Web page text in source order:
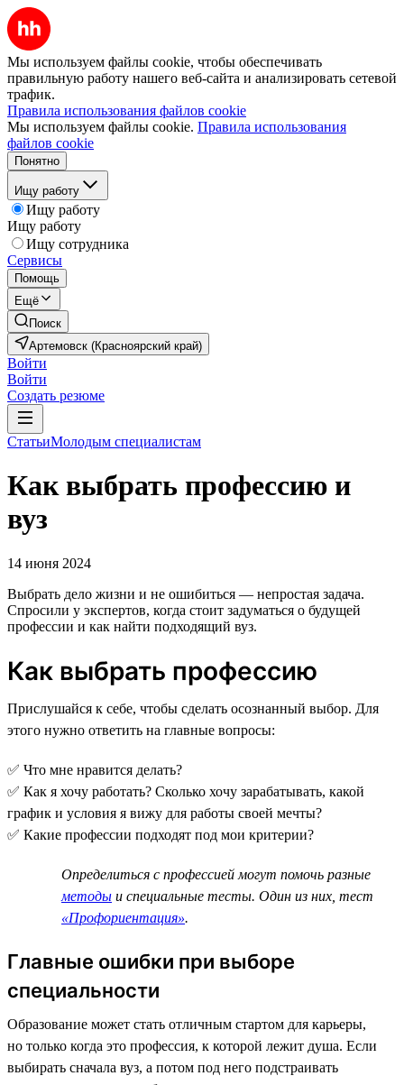
Мы используем файлы cookie, чтобы обеспечивать
правильную работу нашего веб-сайта и анализировать сетевой
трафик.
Правила использования файлов cookie
Мы используем файлы cookie. Правила использования
файлов cookie
Понятно
Ищу работу
Ищу работу
Ищу работу
Ищу сотрудника
Сервисы
Помощь
Ещё
Поиск
Артемовск (Красноярский край)
Войти
Войти
Создать резюме
СтатьиМолодым специалистам
Как выбрать профессию и
вуз
14 июня 2024
Выбрать дело жизни и не ошибиться — непростая задача.
Спросили у экспертов, когда стоит задуматься о будущей
профессии и как найти подходящий вуз.
Как выбрать профессию
Прислушайся к себе, чтобы сделать осознанный выбор. Для
этого нужно ответить на главные вопросы:
✅ Что мне нравится делать?
✅ Как я хочу работать? Сколько хочу зарабатывать, какой
график и условия я вижу для работы своей мечты?
✅ Какие профессии подходят под мои критерии?
Определиться с профессией могут помочь разные
методы и специальные тесты. Один из них, тест
«Профориентация».
Главные ошибки при выборе
специальности
Образование может стать отличным стартом для карьеры,
но только когда это профессия, к которой лежит душа. Если
выбирать сначала вуз, а потом под него подстраивать